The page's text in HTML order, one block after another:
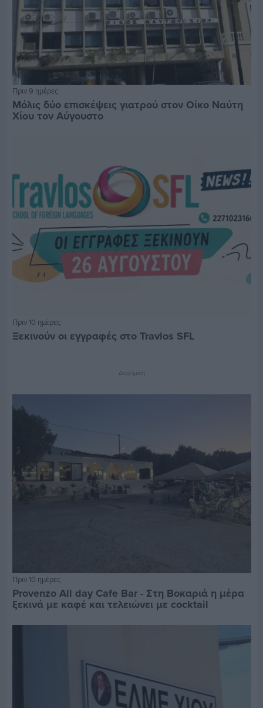
Πριν 9 ημέρες
Μόλις δύο επισκέψεις γιατρού στον Οίκο Ναύτη
Χίου τον Αύγουστο
Πριν 10 ημέρες
Ξεκινούν οι εγγραφές στο Travlos SFL
Διαφήμιση
Πριν 10 ημέρες
Provenzo All day Cafe Bar - Στη Βοκαριά η μέρα
ξεκινά με καφέ και τελειώνει με cocktail